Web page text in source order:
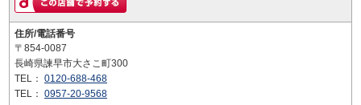
住所/電話番号
〒854-0087
長崎県諫早市大さこ町300
TEL： 0120-688-468
TEL： 0957-20-9568